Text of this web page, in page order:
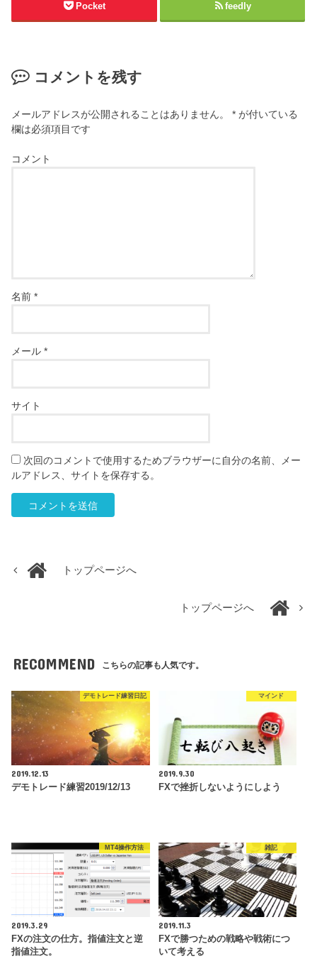
Pocket feedly
コメントを残す
メールアドレスが公開されることはありません。 * が付いている
欄は必須項目です
コメント
名前*
メール*
サイト
次回のコメントで使用するためブラウザーに自分の名前、メー
ルアドレス、サイトを保存する。
トップページへ
トップページへ
RECOMMEND こちらの記事も人気です。
デモトレード練習日記
2019.12.13
デモトレード練習2019/12/13
マインド
2019.9.30
FXで挫折しないようにしよう
MT4操作方法
2019.3.29
FXの注文の仕方。指値注文と逆
指値注文。
雑記
2019.11.3
FXで勝つための戦略や戦術につ
いて考える